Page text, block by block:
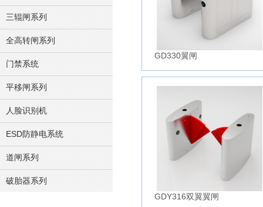
GD330翼闸
GDY316双翼翼闸
三辊闸系列
全高转闸系列
门禁系统
平移闸系列
人脸识别机
ESD防静电系统
道闸系列
破胎器系列